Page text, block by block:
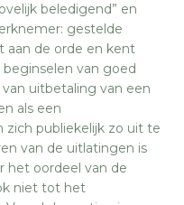
beledigend” en
gestelde
aan de orde en kent
van goed
uitbetaling van een
als een
zich publiekelijk zo uit te
van de uitlatingen is
het oordeel van de
niet tot het